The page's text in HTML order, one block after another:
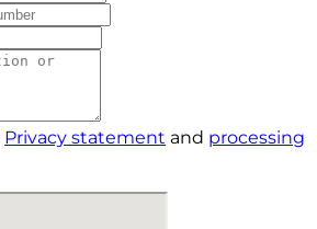
Privacy statement and processing